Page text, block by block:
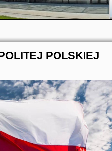
POLSKIEJ